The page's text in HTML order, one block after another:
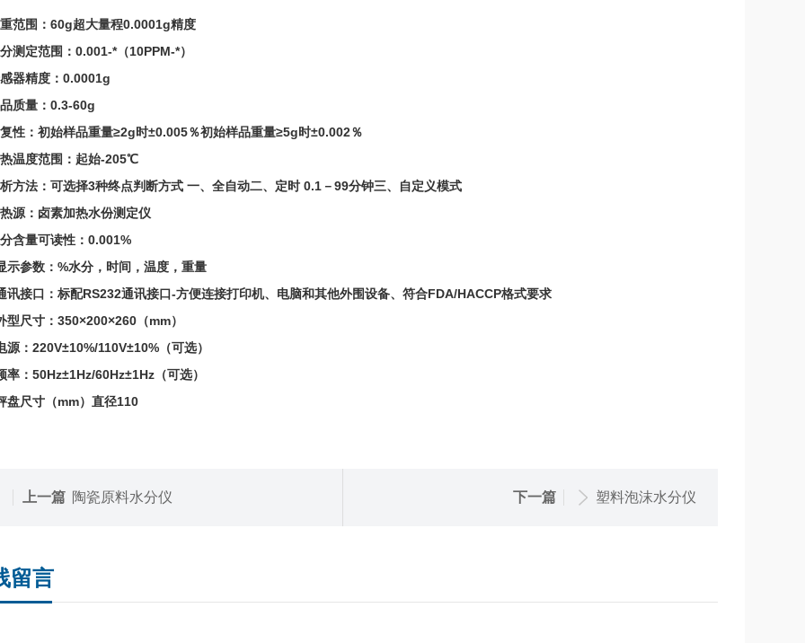
范围：60g超大量程0.0001g精度
测定范围：0.001-*（10PPM-*）
器精度：0.0001g
质量：0.3-60g
性：初始样品重量≥2g时±0.005％初始样品重量≥5g时±0.002％
温度范围：起始-205℃
方法：可选择3种终点判断方式 一、全自动二、定时 0.1－99分钟三、自定义模式
源：卤素加热水份测定仪
含量可读性：0.001%
示参数：%水分，时间，温度，重量
讯接口：标配RS232通讯接口-方便连接打印机、电脑和其他外围设备、符合FDA/HACCP格式要求
型尺寸：350×200×260（mm）
源：220V±10%/110V±10%（可选）
率：50Hz±1Hz/60Hz±1Hz（可选）
盘尺寸（mm）直径110
上一篇 陶瓷原料水分仪 下一篇 塑料泡沫水分仪
留言